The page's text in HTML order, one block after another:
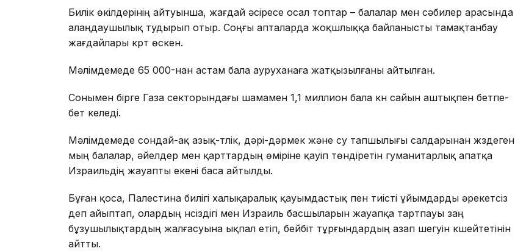
Билік өкілдерінің айтуынша, жағдай әсіресе осал топтар – балалар мен сәбилер арасында
алаңдаушылық тудырып отыр. Соңғы апталарда жоқшлыққа байланысты тамақтанбау
жағдайлары күрт өскен.
Мәлімдемеде 65 000-нан астам бала ауруханаға жатқызылғаны айтылған.
Сонымен бірге Газа секторындағы шамамен 1,1 миллион бала күн сайын аштықпен бетпе-
бет келеді.
Мәлімдемеде сондай-ақ азық-түлік, дәрі-дәрмек және су тапшылығы салдарынан жүздеген
мың балалар, әйелдер мен қарттардың өміріне қауіп төндіретін гуманитарлық апатқа
Израильдің жауапты екені баса айтылды.
Бұған қоса, Палестина билігі халықаралық қауымдастық пен тиісті ұйымдарды әрекетсіз
деп айыптап, олардың үнсіздігі мен Израиль басшыларын жауапқа тартпауы заң
бұзушылықтардың жалғасуына ықпал етіп, бейбіт тұрғындардың азап шегуін күшейтетінін
айтты.